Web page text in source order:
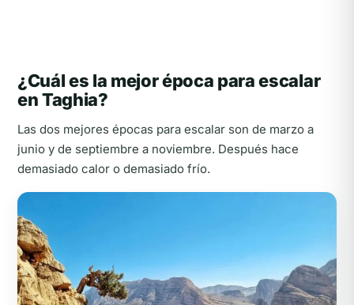
¿Cuál es la mejor época para escalar
en Taghia?
Las dos mejores épocas para escalar son de marzo a
junio y de septiembre a noviembre. Después hace
demasiado calor o demasiado frío.